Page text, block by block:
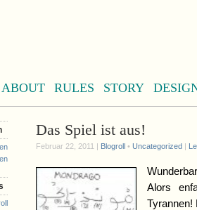
ABOUT RULES STORY
Das Spiel ist aus!
Februar 22, 2011 | Blogroll • Uncategorized |
Alors
Tyrannen!